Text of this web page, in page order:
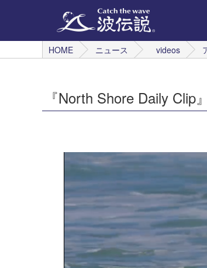
HOME
ニュース videos
『North Shore Daily